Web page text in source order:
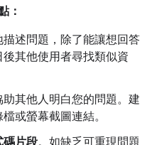
：
描述問題，除了能讓想回答
其他使用者尋找類似資
助其他人明白您的問題。建
或螢幕截圖連結。
碼片段。如缺乏可重現問題